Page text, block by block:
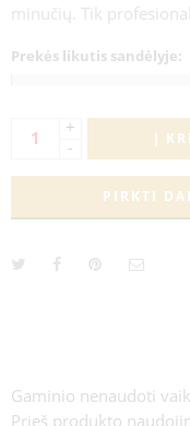
minučių. Tik
Prekės likutis sandėlyje:
+
-
Į
PIRKTI
Gaminio nenaudoti
Prieš produkto